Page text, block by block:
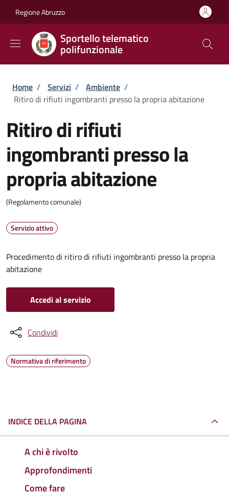
Regione Abruzzo
Sportello telematico
polifunzionale
Briciole di pane
Home / Servizi / Ambiente /
Ritiro di rifiuti ingombranti presso la propria abitazione
Ritiro di rifiuti
ingombranti presso la
propria abitazione
(Regolamento comunale)
Servizio attivo
Procedimento di ritiro di rifiuti ingombranti presso la propria
abitazione
Accedi al servizio
Condividi
Normativa di riferimento
INDICE DELLA PAGINA
A chi è rivolto
Approfondimenti
Come fare